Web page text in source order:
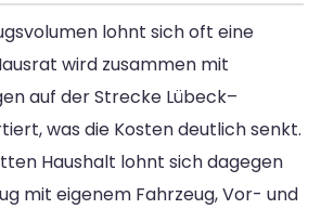
lohnt sich oft eine
wird zusammen mit
auf der Strecke Lübeck–
was die Kosten deutlich senkt.
Haushalt lohnt sich dagegen
mit eigenem Fahrzeug, Vor- und